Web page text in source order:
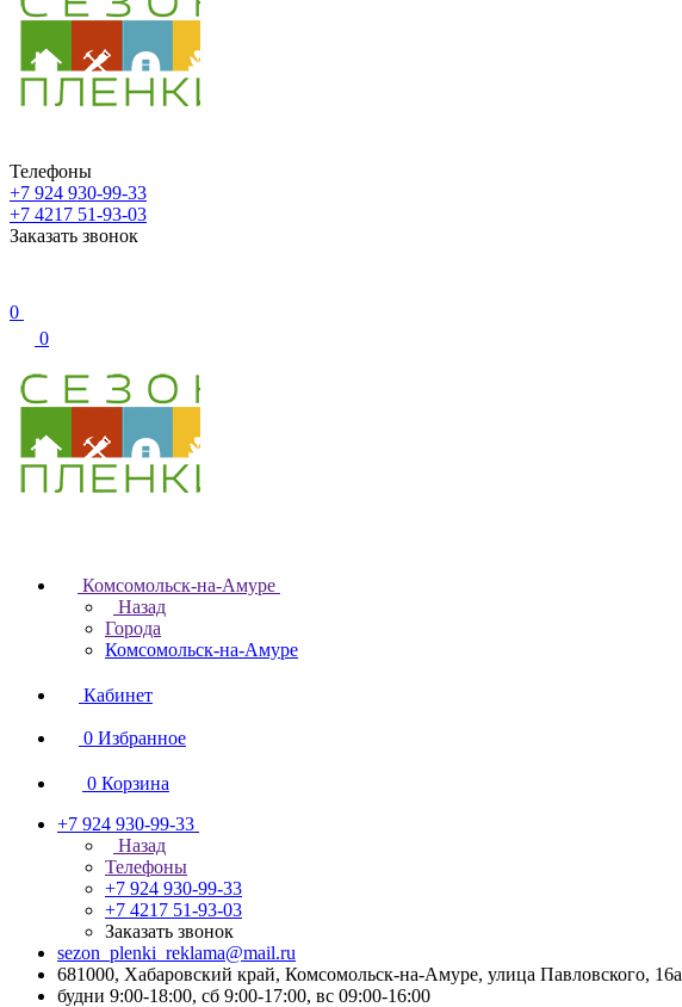
Телефоны
+7 924 930-99-33
+7 4217 51-93-03
Заказать звонок
0
0
Комсомольск-на-Амуре
Назад
Города
Комсомольск-на-Амуре
Кабинет
0 Избранное
0 Корзина
+7 924 930-99-33
Назад
Телефоны
+7 924 930-99-33
+7 4217 51-93-03
Заказать звонок
sezon_plenki_reklama@mail.ru
681000, Хабаровский край, Комсомольск-на-Амуре, улица Павловского, 16а
будни 9:00-18:00, сб 9:00-17:00, вс 09:00-16:00